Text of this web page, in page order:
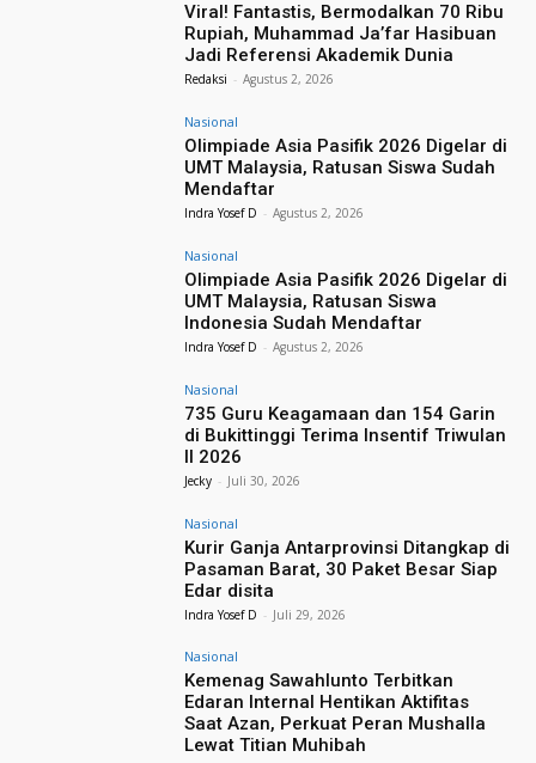
Viral! Fantastis, Bermodalkan 70 Ribu
Rupiah, Muhammad Ja’far Hasibuan
Jadi Referensi Akademik Dunia
Redaksi - Agustus 2, 2026
Nasional
Olimpiade Asia Pasifik 2026 Digelar di
UMT Malaysia, Ratusan Siswa Sudah
Mendaftar
Indra Yosef D - Agustus 2, 2026
Nasional
Olimpiade Asia Pasifik 2026 Digelar di
UMT Malaysia, Ratusan Siswa
Indonesia Sudah Mendaftar
Indra Yosef D - Agustus 2, 2026
Nasional
735 Guru Keagamaan dan 154 Garin
di Bukittinggi Terima Insentif Triwulan
II 2026
Jecky - Juli 30, 2026
Nasional
Kurir Ganja Antarprovinsi Ditangkap di
Pasaman Barat, 30 Paket Besar Siap
Edar disita
Indra Yosef D - Juli 29, 2026
Nasional
Kemenag Sawahlunto Terbitkan
Edaran Internal Hentikan Aktifitas
Saat Azan, Perkuat Peran Mushalla
Lewat Titian Muhibah